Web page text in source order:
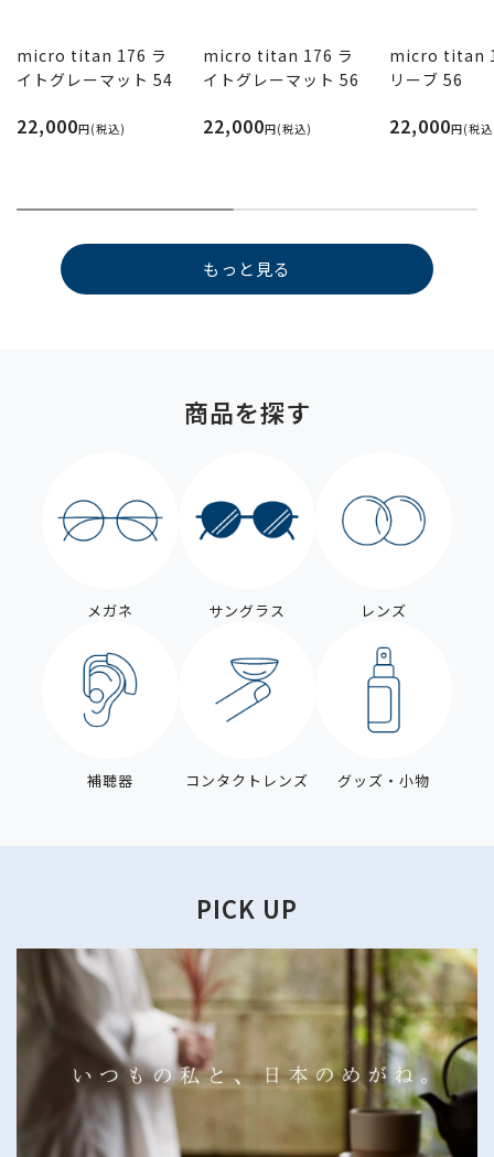
micro titan 176 ラ
イトグレーマット 54
22,000円(税込)
micro titan 176 ラ
イトグレーマット 56
22,000円(税込)
micro titan
リーブ 56
22,000円(税
もっと見る
商品を探す
メガネ サングラス レンズ
補聴器 コンタクトレンズ グッズ・小物
PICK UP